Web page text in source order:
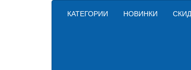
КАТЕГОРИИ НОВИНКИ